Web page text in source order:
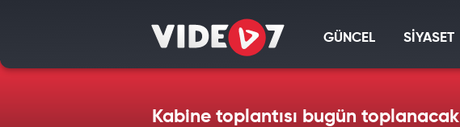
GÜNCEL SİYASET
Kabine toplantısı bugün toplanacak